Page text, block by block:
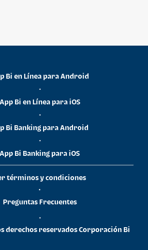
Bi en Línea para Android
•
App Bi en Línea para iOS
•
Bi Banking para Android
•
App Bi Banking para iOS
términos y condiciones
•
Preguntas Frecuentes
•
derechos reservados Corporación Bi